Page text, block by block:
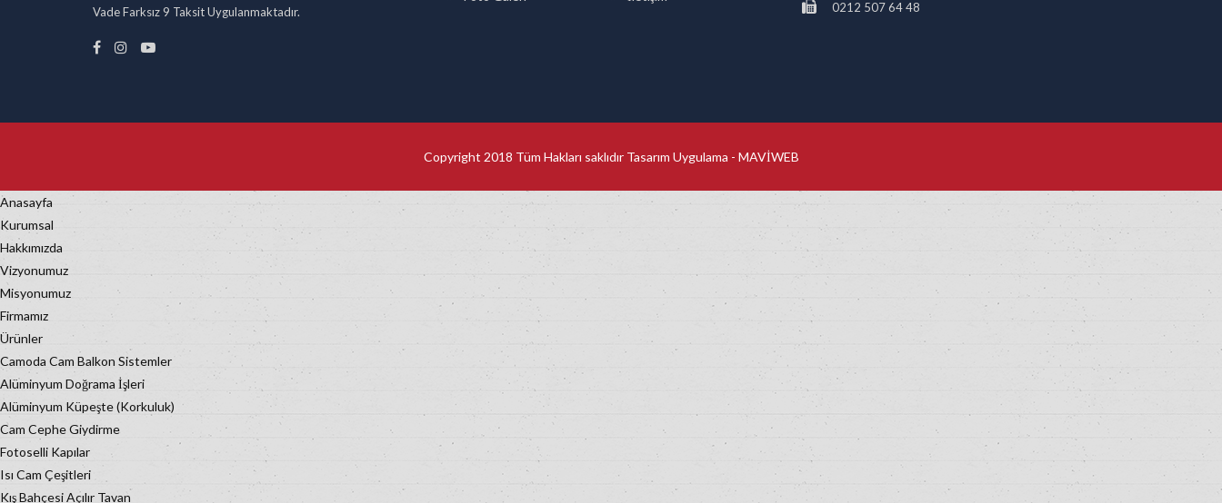
Vade Farksız 9 Taksit Uygulanmaktadır.
0212 507 64 48
Copyright 2018 Tüm Hakları saklıdır Tasarım Uygulama - MAVİWEB
Anasayfa
Kurumsal
Hakkımızda
Vizyonumuz
Misyonumuz
Firmamız
Ürünler
Camoda Cam Balkon Sistemler
Alüminyum Doğrama İşleri
Alüminyum Küpeşte (Korkuluk)
Cam Cephe Giydirme
Fotoselli Kapılar
Isı Cam Çeşitleri
Kış Bahçesi Açılır Tavan